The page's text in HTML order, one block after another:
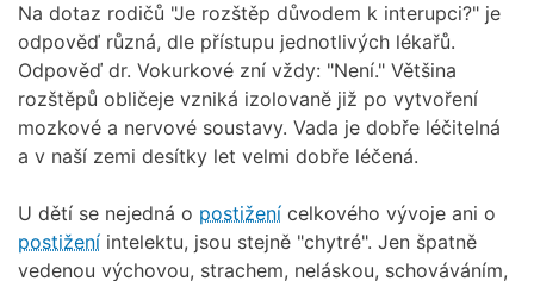
Na dotaz rodičů "Je rozštěp důvodem k interupci?" je
odpověď různá, dle přístupu jednotlivých lékařů.
Odpověď dr. Vokurkové zní vždy: "Není." Většina
rozštěpů obličeje vzniká izolovaně již po vytvoření
mozkové a nervové soustavy. Vada je dobře léčitelná
a v naší zemi desítky let velmi dobře léčená.
U dětí se nejedná o postižení celkového vývoje ani o
postižení intelektu, jsou stejně "chytré". Jen špatně
vedenou výchovou, strachem, neláskou, schováváním,